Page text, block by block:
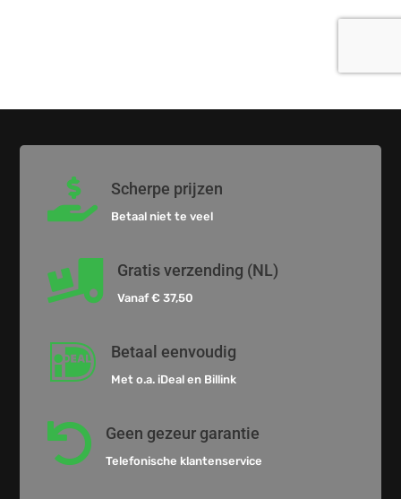
 Scherpe prijzen
Betaal niet te veel
 Gratis verzending (NL)
Vanaf € 37,50
 Betaal eenvoudig
Met o.a. iDeal en Billink
 Geen gezeur garantie
Telefonische klantenservice